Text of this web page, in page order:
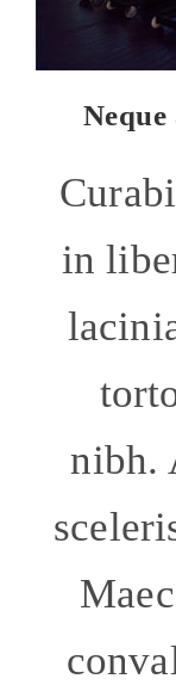
in
nibh.